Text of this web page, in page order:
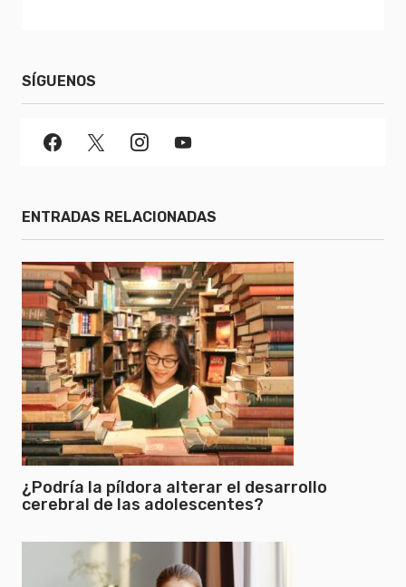
SÍGUENOS
ENTRADAS RELACIONADAS
¿Podría la píldora alterar el desarrollo
cerebral de las adolescentes?